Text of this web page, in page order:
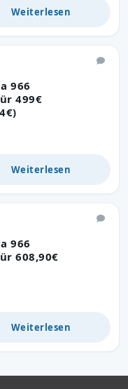
Weiterlesen
966
499€
Weiterlesen
966
608,90€
Weiterlesen